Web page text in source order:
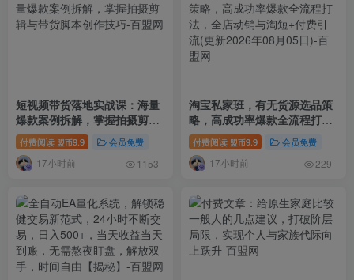
短视频带货落地实战课：海量
爆款案例拆解，掌握拍摄剪辑
与带货脚本创作技巧
付费阅读 盟币9.9 会员免费
17小时前 1153
淘宝私家班，有无货源选品策
略，高成功率爆款全流程打
法，全店动销与淘短+付费引
流(更新2026年08月05日)
付费阅读 盟币9.9 会员免费
17小时前 229